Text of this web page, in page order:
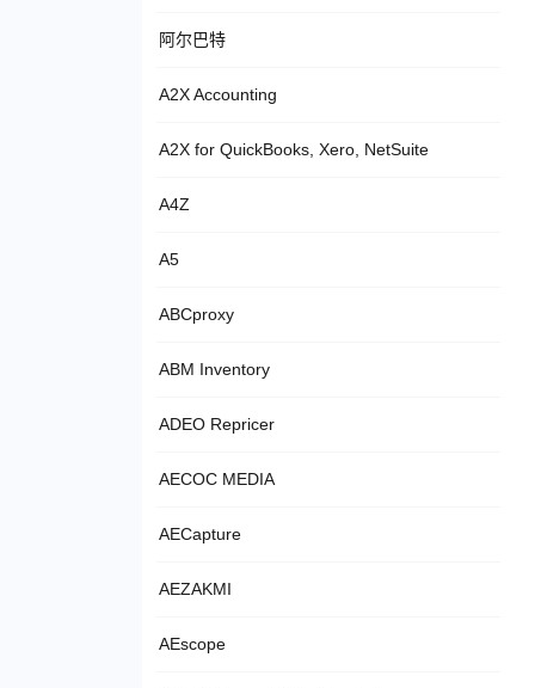
阿尔巴特
A2X Accounting
A2X for QuickBooks, Xero, NetSuite
A4Z
A5
ABCproxy
ABM Inventory
ADEO Repricer
AECOC MEDIA
AECapture
AEZAKMI
AEscope